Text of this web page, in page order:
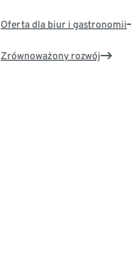
Oferta dla biur i gastronomii
Zrównoważony rozwój